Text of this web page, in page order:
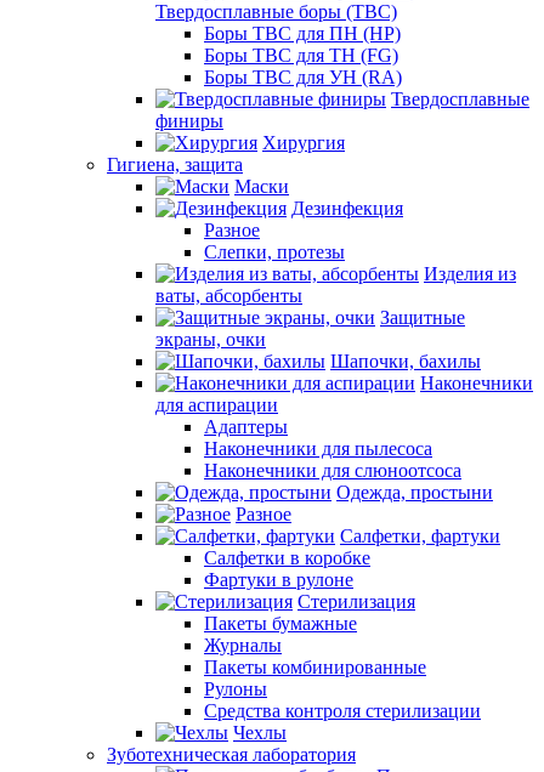
Твердосплавные боры (ТВС)
Боры ТВС для ПН (HP)
Боры ТВС для ТН (FG)
Боры ТВС для УН (RA)
Твердосплавные
финиры
Хирургия
Гигиена, защита
Маски
Дезинфекция
Разное
Слепки, протезы
Изделия из
ваты, абсорбенты
Защитные
экраны, очки
Шапочки, бахилы
Наконечники
для аспирации
Адаптеры
Наконечники для пылесоса
Наконечники для слюноотсоса
Одежда, простыни
Разное
Салфетки, фартуки
Салфетки в коробке
Фартуки в рулоне
Стерилизация
Пакеты бумажные
Журналы
Пакеты комбинированные
Рулоны
Средства контроля стерилизации
Чехлы
Зуботехническая лаборатория